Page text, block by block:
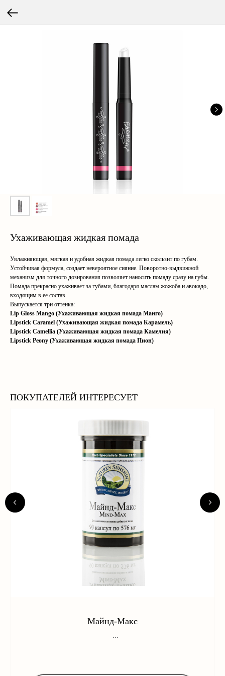
Ухаживающая жидкая помада
Увлажняющая, мягкая и удобная жидкая помада легко скользит по губам.
Устойчивая формула, создает невероятное сияние. Поворотно-выдвижной
механизм для точного дозирования позволяет наносить помаду сразу на губы.
Помада прекрасно ухаживает за губами, благодаря маслам жожоба и авокадо,
входящим в ее состав.
Выпускается три оттенка:
Lip Gloss Mango (Ухаживающая жидкая помада Манго)
Lipstick Caramel (Ухаживающая жидкая помада Карамель)
Lipstick Camellia (Ухаживающая жидкая помада Камелия)
Lipstick Peony (Ухаживающая жидкая помада Пион)
ПОКУПАТЕЛЕЙ ИНТЕРЕСУЕТ
Майнд-Макс